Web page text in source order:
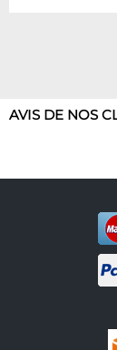
AVIS DE NOS